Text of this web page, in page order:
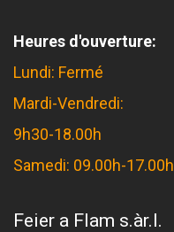
Heures d'ouverture:
Lundi: Fermé
Mardi-Vendredi:
9h30-18.00h
Samedi: 09.00h-17.00h
Feier a Flam s.àr.l.